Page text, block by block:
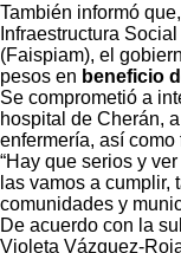
También informó
Infraestructura
(Faispiam), el
pesos en beneficio
Se comprometió a
hospital de Cherán,
enfermería, así
“Hay que serios y
las vamos a cumplir,
comunidades y
De acuerdo con la
Violeta Vázquez-